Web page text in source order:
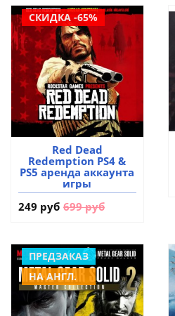
СКИДКА -65%
Red Dead
Redemption PS4 &
PS5 аренда аккаунта
игры
249 руб 699 руб
ПРЕДЗАКАЗ
НА АНГЛ.